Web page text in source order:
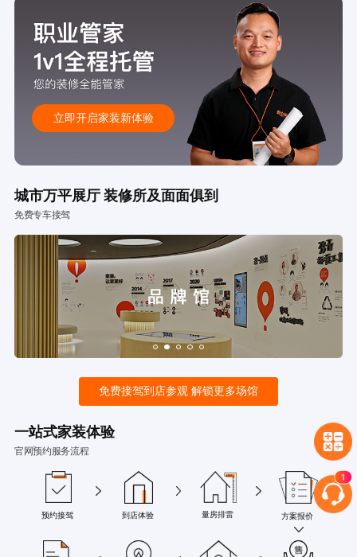
立即开启家装新体验
城市万平展厅 装修所及面面俱到
免费专车接驾
免费接驾到店参观 解锁更多场馆
一站式家装体验
官网预约服务流程
预约接驾 到店体验 量房排雷 方案报价